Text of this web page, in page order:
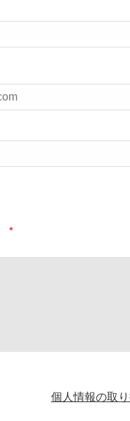
*
個人情報の取